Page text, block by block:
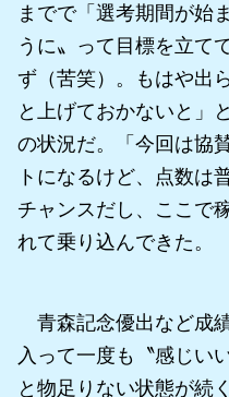
までで「選考期間が始
うに〟って目標を立て
ず（苦笑）。もはや出
と上げておかないと」
の状況だ。「今回は協
トになるけど、点数
チャンスだし、ここで
れて乗り込んできた。
青森記念優出など成
入って一度も〝感じい
と物足りない状態が続